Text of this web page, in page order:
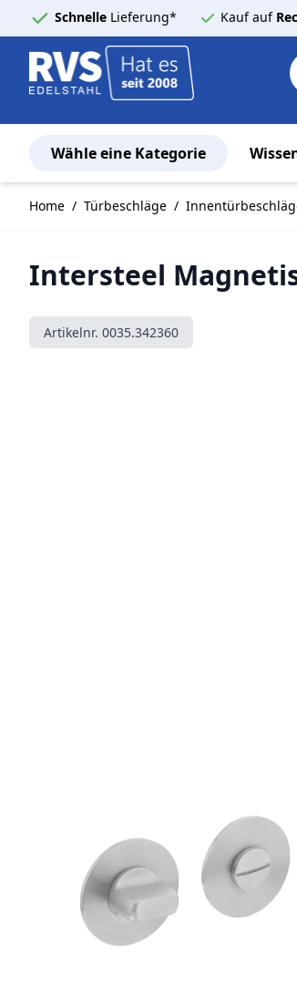
Schnelle Lieferung* Kauf auf
Wähle eine Kategorie
Home / Türbeschläge /
Intersteel
Artikelnr. 0035.342360